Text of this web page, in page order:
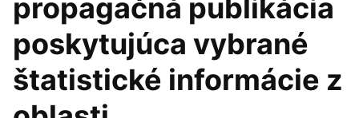
propagačná publikácia
poskytujúca vybrané
štatistické informácie z